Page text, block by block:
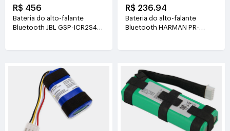
R$ 456
Bateria do alto-falante
Bluetooth JBL GSP-ICR2S4P-
R$ 236.94
Bateria do alto-falante
Bluetooth HARMAN PR-